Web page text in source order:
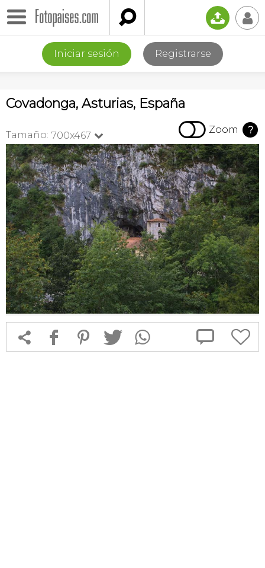
 📤 👤
Iniciar sesión Registrarse
Covadonga, Asturias, España
Tamaño: 700x467   Zoom ?
 f 1 T  